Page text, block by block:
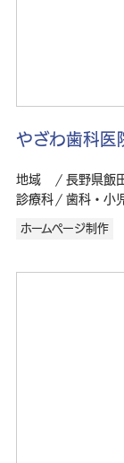
やざわ歯科医
地域
長野県飯
診療科
歯科・小
ホームページ制作